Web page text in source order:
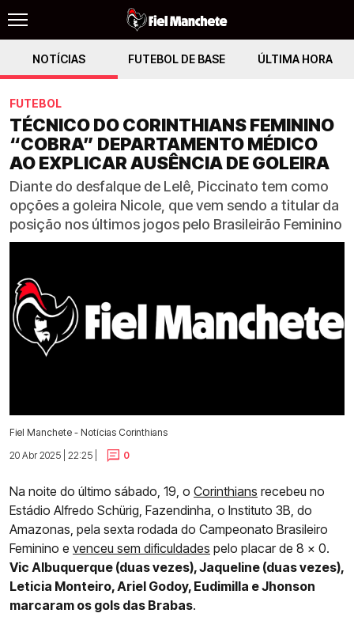
NOTÍCIAS FUTEBOL DE BASE ÚLTIMA HORA
FUTEBOL
TÉCNICO DO CORINTHIANS FEMININO
“COBRA” DEPARTAMENTO MÉDICO
AO EXPLICAR AUSÊNCIA DE GOLEIRA
Diante do desfalque de Lelê, Piccinato tem como
opções a goleira Nicole, que vem sendo a titular da
posição nos últimos jogos pelo Brasileirão Feminino
Fiel Manchete - Notícias Corinthians
20 Abr 2025 | 22:25 |
0
Na noite do último sábado, 19, o Corinthians recebeu no
Estádio Alfredo Schürig, Fazendinha, o Instituto 3B, do
Amazonas, pela sexta rodada do Campeonato Brasileiro
Feminino e venceu sem dificuldades pelo placar de 8 x 0.
Vic Albuquerque (duas vezes), Jaqueline (duas vezes),
Leticia Monteiro, Ariel Godoy, Eudimilla e Jhonson
marcaram os gols das Brabas.